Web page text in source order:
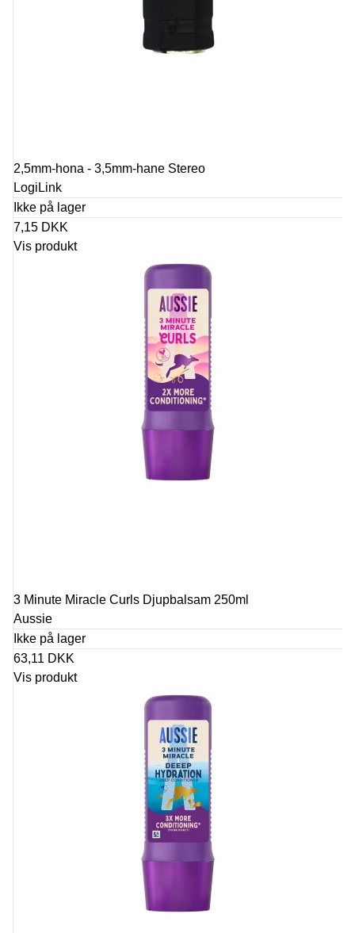
2,5mm-hona - 3,5mm-hane Stereo
LogiLink
Ikke på lager
7,15 DKK
Vis produkt
3 Minute Miracle Curls Djupbalsam 250ml
Aussie
Ikke på lager
63,11 DKK
Vis produkt